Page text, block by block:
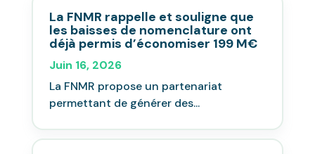
La FNMR rappelle et souligne que
les baisses de nomenclature ont
déjà permis d’économiser 199 M€
Juin 16, 2026
La FNMR propose un partenariat
permettant de générer des...